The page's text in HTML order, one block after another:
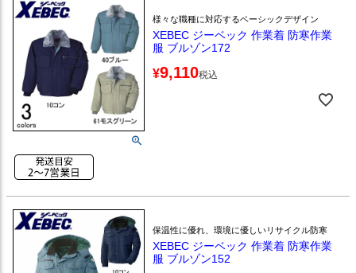
様々な職種に対応するベーシックデザイン
XEBEC ジーベック 作業着 防寒作業
服 ブルゾン172
¥9,110税込
保温性に優れ、環境に優しいリサイクル防寒
XEBEC ジーベック 作業着 防寒作業
服 ブルゾン152